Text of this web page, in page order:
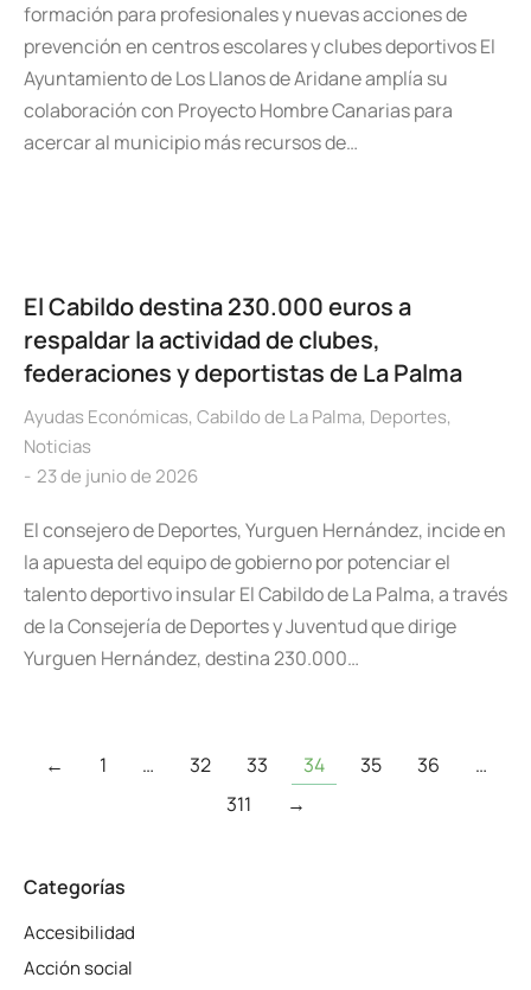
formación para profesionales y nuevas acciones de
prevención en centros escolares y clubes deportivos El
Ayuntamiento de Los Llanos de Aridane amplía su
colaboración con Proyecto Hombre Canarias para
acercar al municipio más recursos de…
El Cabildo destina 230.000 euros a
respaldar la actividad de clubes,
federaciones y deportistas de La Palma
Ayudas Económicas, Cabildo de La Palma, Deportes,
Noticias
23 de junio de 2026
El consejero de Deportes, Yurguen Hernández, incide en
la apuesta del equipo de gobierno por potenciar el
talento deportivo insular El Cabildo de La Palma, a través
de la Consejería de Deportes y Juventud que dirige
Yurguen Hernández, destina 230.000…
← 1 … 32 33 34 35 36
…
311
→
Categorías
Accesibilidad
Acción social